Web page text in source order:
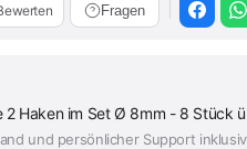
Fragen
2 Haken im Set Ø 8mm - 8 Stück
und persönlicher Support